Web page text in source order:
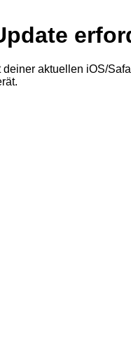
aktuellen iOS/